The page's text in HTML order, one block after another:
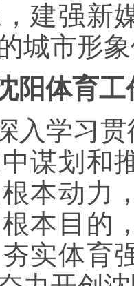
建强新
城市形
阳体育工
入学习
谋划和
本动力
本目的
实体育